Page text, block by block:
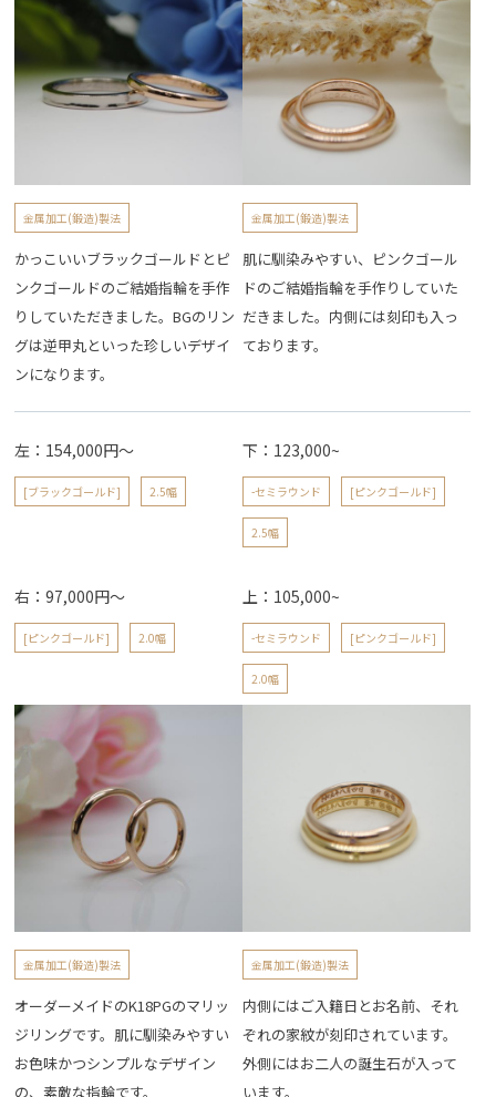
金属加工(鍛造)製法
かっこいいブラックゴールドとピ
ンクゴールドのご結婚指輪を手作
りしていただきました。BGのリン
グは逆甲丸といった珍しいデザイ
ンになります。
左：154,000円～
[ブラックゴールド] 2.5幅
右：97,000円～
[ピンクゴールド] 2.0幅
金属加工(鍛造)製法
肌に馴染みやすい、ピンクゴール
ドのご結婚指輪を手作りしていた
だきました。内側には刻印も入っ
ております。
下：123,000~
-セミラウンド [ピンクゴールド]
2.5幅
上：105,000~
-セミラウンド [ピンクゴールド]
2.0幅
金属加工(鍛造)製法
オーダーメイドのK18PGのマリッ
ジリングです。肌に馴染みやすい
お色味かつシンプルなデザイン
の、素敵な指輪です。
金属加工(鍛造)製法
内側にはご入籍日とお名前、それ
ぞれの家紋が刻印されています。
外側にはお二人の誕生石が入って
います。